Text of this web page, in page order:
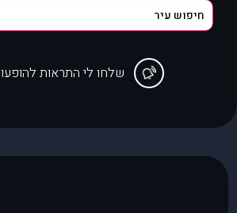
שלחו לי התראות